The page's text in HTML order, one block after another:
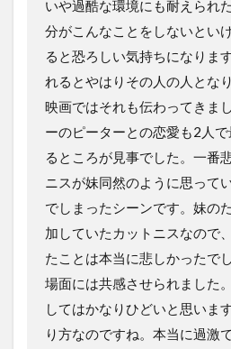
いや過酷な環境にも耐えられ
分がこんなことをしないとい
ると恐ろしい気持ちになりま
れるとやはりその人の人とな
映画ではそれも伝わってきま
ーのピーターとの恋愛も2人
るところが見事でした。一番
ニスが妹同然のように思って
でしまったシーンです。妹の
加していたカットニスなので
たことは本当に悲しかったで
場面には共感させられました
してはかなりひどいと思いま
り方なのですね。本当に過激